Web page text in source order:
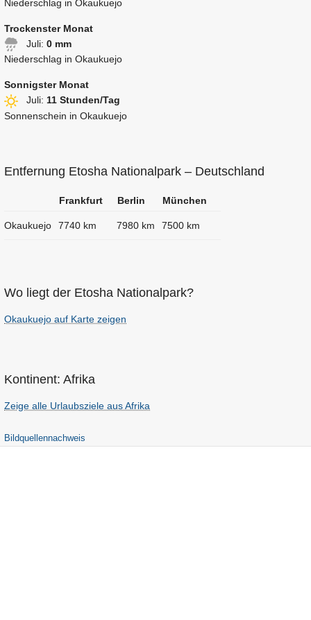
Niederschlag in Okaukuejo
Trockenster Monat
Juli: 0 mm
Niederschlag in Okaukuejo
Sonnigster Monat
Juli: 11 Stunden/Tag
Sonnenschein in Okaukuejo
Entfernung Etosha Nationalpark – Deutschland
Frankfurt Berlin München
Okaukuejo 7740 km 7980 km 7500 km
Wo liegt der Etosha Nationalpark?
Okaukuejo auf Karte zeigen
Kontinent: Afrika
Zeige alle Urlaubsziele aus Afrika
Bildquellennachweis